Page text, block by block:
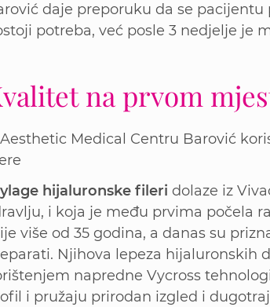
daje preporuku da se
potreba, već posle 3 nedjelje je
na prvom
Medical Centru Barović
hijaluronske fileri dolaze iz
i koja je među prvima počela
više od 35 godina, a danas su
Njihova lepeza hijaluronskih
napredne Vycross
i pružaju prirodan izgled i